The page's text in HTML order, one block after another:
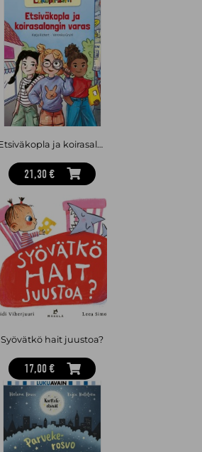
Etsiväkopla ja koirasalongin varas
21,30 €
Syövätkö hait juustoa?
17,00 €